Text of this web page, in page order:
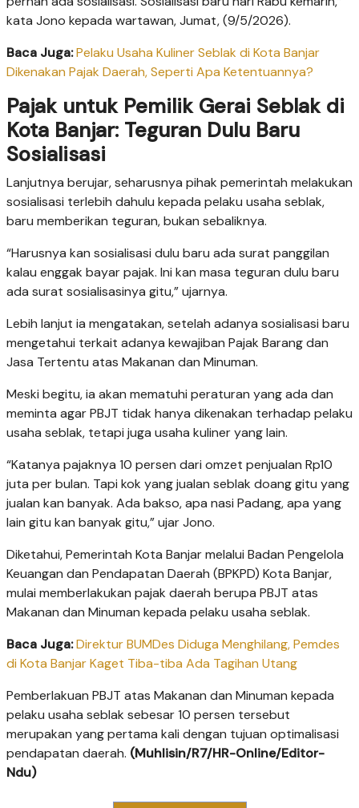
kata Jono kepada wartawan, Jumat, (9/5/2026).
Baca Juga:Pelaku Usaha Kuliner Seblak di Kota Banjar
Dikenakan Pajak Daerah, Seperti Apa Ketentuannya?
Pajak untuk Pemilik Gerai Seblak di
Kota Banjar: Teguran Dulu Baru
Sosialisasi
Lanjutnya berujar, seharusnya pihak pemerintah melakukan
sosialisasi terlebih dahulu kepada pelaku usaha seblak,
baru memberikan teguran, bukan sebaliknya.
“Harusnya kan sosialisasi dulu baru ada surat panggilan
kalau enggak bayar pajak. Ini kan masa teguran dulu baru
ada surat sosialisasinya gitu,” ujarnya.
Lebih lanjut ia mengatakan, setelah adanya sosialisasi baru
mengetahui terkait adanya kewajiban Pajak Barang dan
Jasa Tertentu atas Makanan dan Minuman.
Meski begitu, ia akan mematuhi peraturan yang ada dan
meminta agar PBJT tidak hanya dikenakan terhadap pelaku
usaha seblak, tetapi juga usaha kuliner yang lain.
“Katanya pajaknya 10 persen dari omzet penjualan Rp10
juta per bulan. Tapi kok yang jualan seblak doang gitu yang
jualan kan banyak. Ada bakso, apa nasi Padang, apa yang
lain gitu kan banyak gitu,” ujar Jono.
Diketahui, Pemerintah Kota Banjar melalui Badan Pengelola
Keuangan dan Pendapatan Daerah (BPKPD) Kota Banjar,
mulai memberlakukan pajak daerah berupa PBJT atas
Makanan dan Minuman kepada pelaku usaha seblak.
Baca Juga:Direktur BUMDes Diduga Menghilang, Pemdes
di Kota Banjar Kaget Tiba-tiba Ada Tagihan Utang
Pemberlakuan PBJT atas Makanan dan Minuman kepada
pelaku usaha seblak sebesar 10 persen tersebut
merupakan yang pertama kali dengan tujuan optimalisasi
pendapatan daerah. (Muhlisin/R7/HR-Online/Editor-
Ndu)